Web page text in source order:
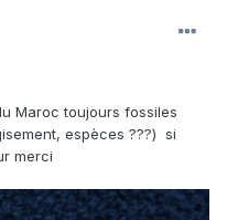
Maroc toujours fossiles
espèces ???) si
merci